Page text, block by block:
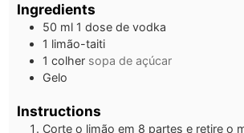
Ingredients
50 ml 1 dose de vodka
1 limão-taiti
1 colher sopa de açúcar
Gelo
Instructions
Corte o limão em 8 partes e retire o